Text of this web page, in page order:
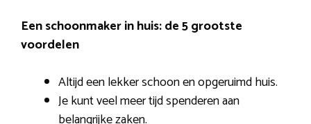
Een schoonmaker in huis: de 5 grootste
voordelen
Altijd een lekker schoon en opgeruimd huis.
Je kunt veel meer tijd spenderen aan
belangrijke zaken.